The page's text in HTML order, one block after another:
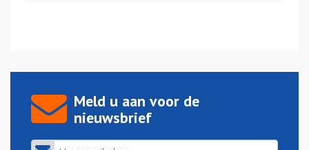
Meld u aan voor de
nieuwsbrief